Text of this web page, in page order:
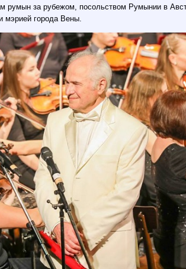
румын за рубежом, посольством Румынии в
мэрией города Вены.